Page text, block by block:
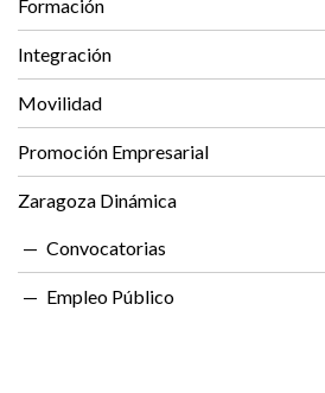
Formación
Integración
Movilidad
Promoción Empresarial
Zaragoza Dinámica
Convocatorias
Empleo Público